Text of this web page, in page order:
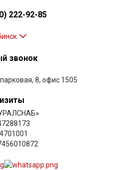
222-92-85
звонок
8, офис 1505